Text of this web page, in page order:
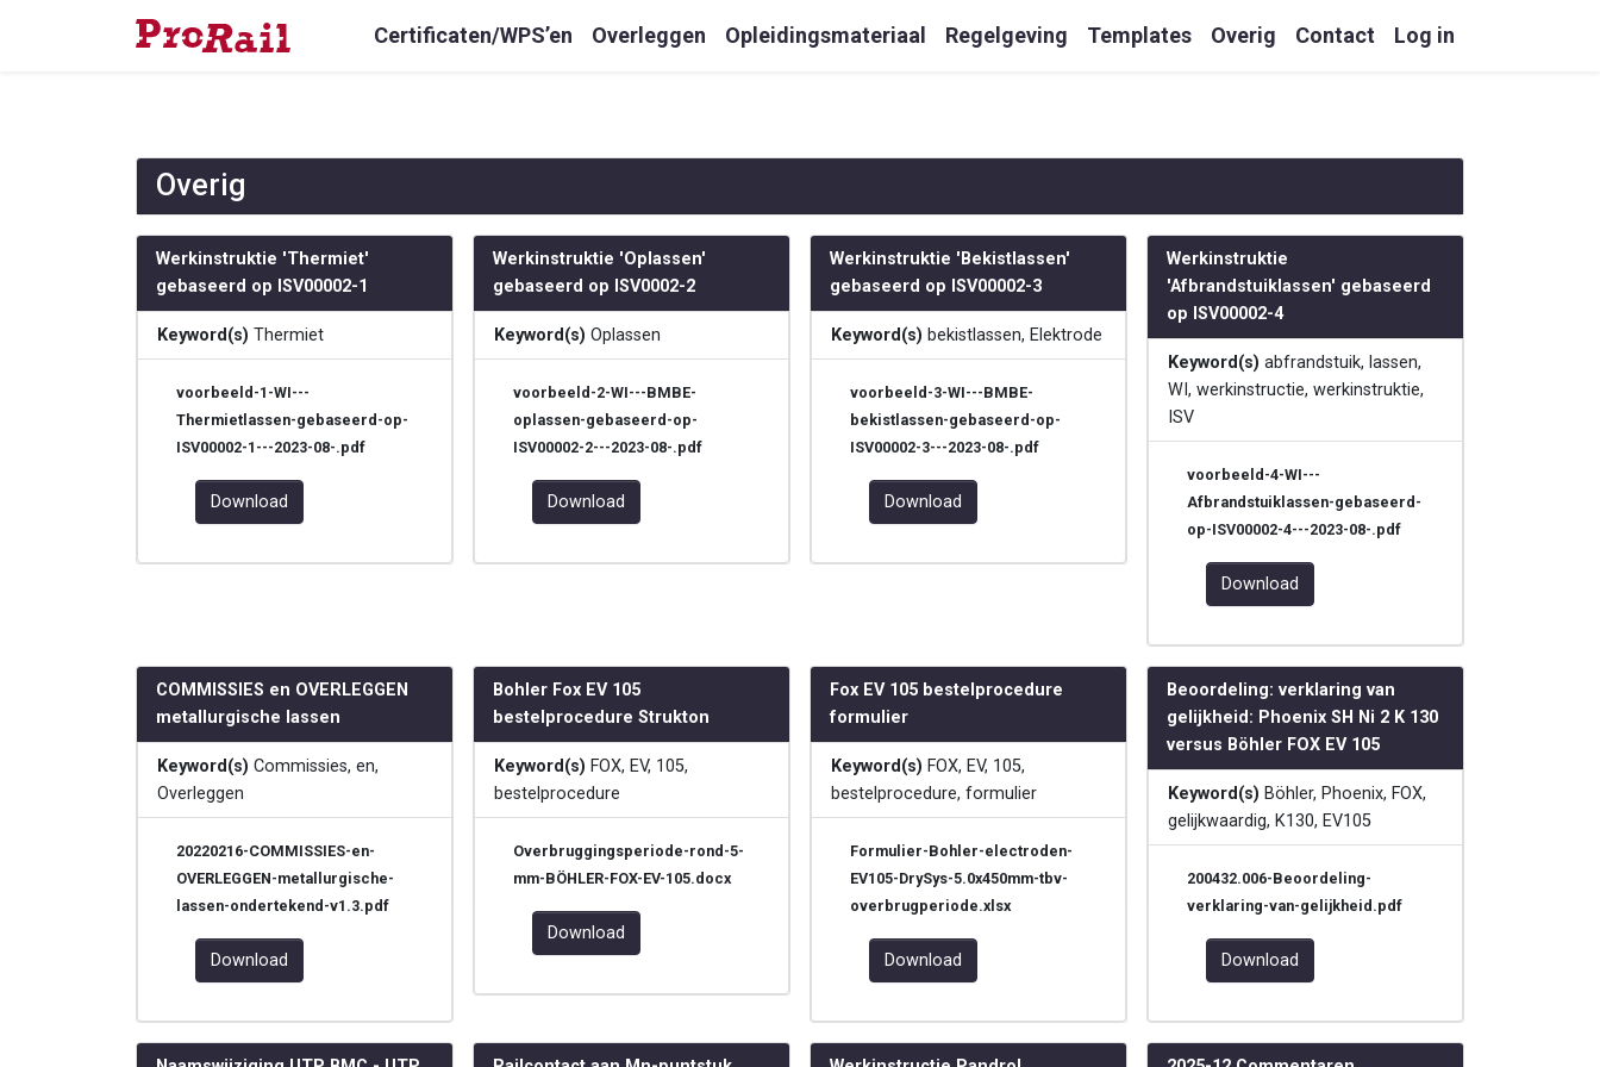
Certificaten/WPS’en Overleggen Opleidingsmateriaal Regelgeving Templates Overig Contact Log in
Overig
Werkinstruktie 'Thermiet'
gebaseerd op ISV00002-1
Keyword(s) Thermiet
voorbeeld-1-WI---
Thermietlassen-gebaseerd-op-
ISV00002-1---2023-08-.pdf
Download
Werkinstruktie 'Oplassen'
gebaseerd op ISV0002-2
Keyword(s) Oplassen
voorbeeld-2-WI---BMBE-
oplassen-gebaseerd-op-
ISV00002-2---2023-08-.pdf
Download
Werkinstruktie 'Bekistlassen'
gebaseerd op ISV00002-3
Keyword(s) bekistlassen, Elektrode
voorbeeld-3-WI---BMBE-
bekistlassen-gebaseerd-op-
ISV00002-3---2023-08-.pdf
Download
Werkinstruktie
'Afbrandstuiklassen' gebaseerd
op ISV00002-4
Keyword(s) abfrandstuik, lassen,
WI, werkinstructie, werkinstruktie,
ISV
voorbeeld-4-WI---
Afbrandstuiklassen-gebaseerd-
op-ISV00002-4---2023-08-.pdf
Download
COMMISSIES en OVERLEGGEN
metallurgische lassen
Keyword(s) Commissies, en,
Overleggen
20220216-COMMISSIES-en-
OVERLEGGEN-metallurgische-
lassen-ondertekend-v1.3.pdf
Download
Bohler Fox EV 105
bestelprocedure Strukton
Keyword(s) FOX, EV, 105,
bestelprocedure
Overbruggingsperiode-rond-5-
mm-BÖHLER-FOX-EV-105.docx
Download
Fox EV 105 bestelprocedure
formulier
Keyword(s) FOX, EV, 105,
bestelprocedure, formulier
Formulier-Bohler-electroden-
EV105-DrySys-5.0x450mm-tbv-
overbrugperiode.xlsx
Download
Beoordeling: verklaring van
gelijkheid: Phoenix SH Ni 2 K 130
versus Böhler FOX EV 105
Keyword(s) Böhler, Phoenix, FOX,
gelijkwaardig, K130, EV105
200432.006-Beoordeling-
verklaring-van-gelijkheid.pdf
Download